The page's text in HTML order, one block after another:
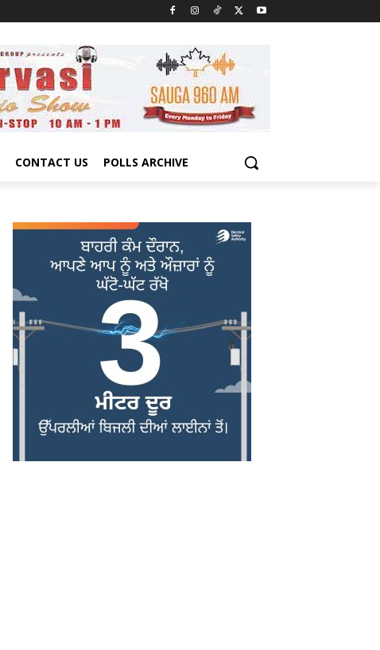
CONTACT US POLLS ARCHIVE